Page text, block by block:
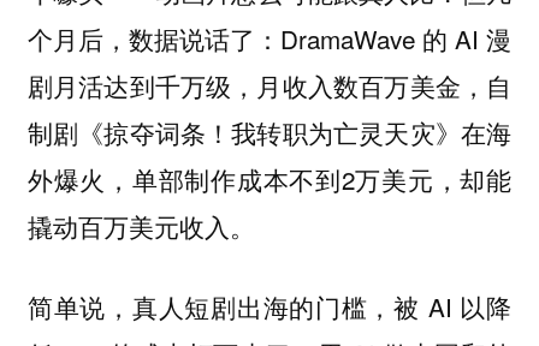
个月后，数据说话了：DramaWave 的 AI 漫
剧月活达到千万级，月收入数百万美金，自
制剧《掠夺词条！我转职为亡灵天灾》在海
外爆火，单部制作成本不到2万美元，却能
撬动百万美元收入。
简单说，真人短剧出海的门槛，被 AI 以降